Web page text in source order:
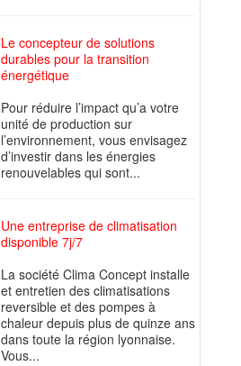
Le concepteur de solutions
durables pour la transition
énergétique
Pour réduire l’impact qu’a votre
unité de production sur
l’environnement, vous envisagez
d’investir dans les énergies
renouvelables qui sont...
Une entreprise de climatisation
disponible 7j/7
La société Clima Concept installe
et entretien des climatisations
reversible et des pompes à
chaleur depuis plus de quinze ans
dans toute la région lyonnaise.
Vous...